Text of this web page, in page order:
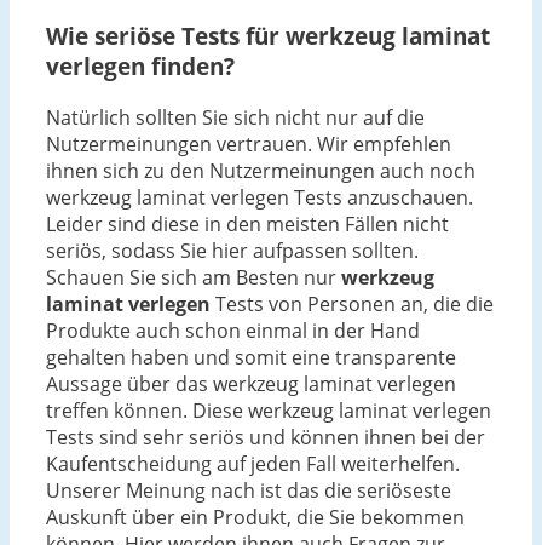
Wie seriöse Tests für werkzeug laminat
verlegen finden?
Natürlich sollten Sie sich nicht nur auf die
Nutzermeinungen vertrauen. Wir empfehlen
ihnen sich zu den Nutzermeinungen auch noch
werkzeug laminat verlegen Tests anzuschauen.
Leider sind diese in den meisten Fällen nicht
seriös, sodass Sie hier aufpassen sollten.
Schauen Sie sich am Besten nurwerkzeug
laminat verlegen Tests von Personen an, die die
Produkte auch schon einmal in der Hand
gehalten haben und somit eine transparente
Aussage über das werkzeug laminat verlegen
treffen können. Diese werkzeug laminat verlegen
Tests sind sehr seriös und können ihnen bei der
Kaufentscheidung auf jeden Fall weiterhelfen.
Unserer Meinung nach ist das die seriöseste
Auskunft über ein Produkt, die Sie bekommen